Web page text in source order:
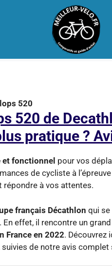
520
520 de
pratique ?
fonctionnel pour vos
de cycliste à
répondre à vos attentes.
français Décathlon qui se
effet, il rencontre un
France en 2022. Découvrez
de notre avis complet